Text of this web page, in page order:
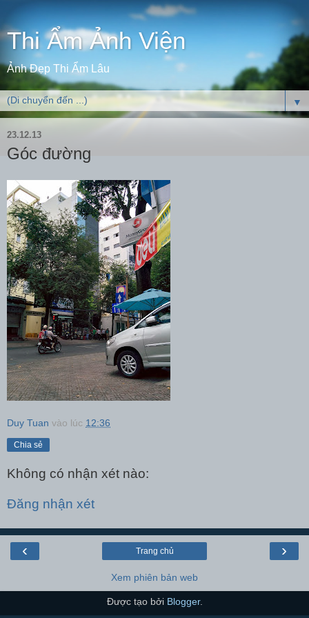
Thi Ẩm Ảnh Viện
Ảnh Đẹp Thi Ẩm Lâu
▼
23.12.13
Góc đường
Duy Tuan vào lúc 12:36
Chia sẻ
Không có nhận xét nào:
Đăng nhận xét
‹ ›
Trang chủ
Xem phiên bản web
Được tạo bởi Blogger.